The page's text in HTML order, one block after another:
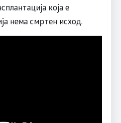
која е
нема смртен исход.